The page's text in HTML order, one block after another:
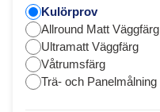
Kulörprov
Allround Matt Väggfärg
Ultramatt Väggfärg
Våtrumsfärg
Trä- och Panelmålning